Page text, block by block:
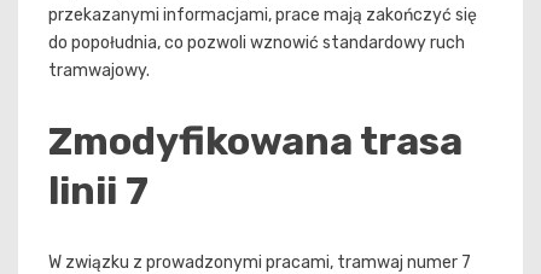
przekazanymi informacjami, prace mają zakończyć się
do popołudnia, co pozwoli wznowić standardowy ruch
tramwajowy.
Zmodyfikowana trasa
linii 7
W związku z prowadzonymi pracami, tramwaj numer 7